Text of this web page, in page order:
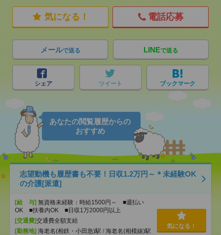
気になる！ 電話応募
メールで送る LINEで送る
シェア ツイート ブックマーク
あなたの閲覧履歴からの
おすすめ
志望動機も履歴書も不要！日収1.2万円～＊未経験OK
の介護[派遣]
[給 与] 無資格未経験：時給1500円～ ■週払い
OK ■扶養内OK ■日収1万2000円以上
[交通費]交通費全額支給
[勤務地] 海老名(相鉄・小田急)駅 / 海老名(相模線)駅
気になる！